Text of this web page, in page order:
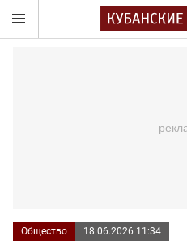
Общество 18.06.2026 11:34